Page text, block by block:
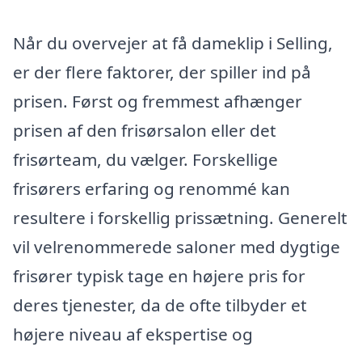
Når du overvejer at få dameklip i Selling,
er der flere faktorer, der spiller ind på
prisen. Først og fremmest afhænger
prisen af den frisørsalon eller det
frisørteam, du vælger. Forskellige
frisørers erfaring og renommé kan
resultere i forskellig prissætning. Generelt
vil velrenommerede saloner med dygtige
frisører typisk tage en højere pris for
deres tjenester, da de ofte tilbyder et
højere niveau af ekspertise og